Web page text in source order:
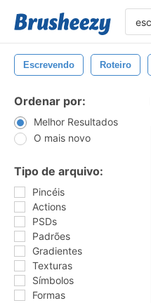
Escrevendo Roteiro
Ordenar por:
Melhor Resultados
O mais novo
Tipo de arquivo:
Pincéis
Actions
PSDs
Padrões
Gradientes
Texturas
Símbolos
Formas